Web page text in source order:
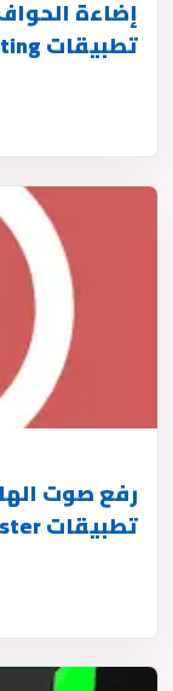
إضاءة
تطبيقات Edge Lighting للأندرويد
رفع صوت
تطبيقات Volume Booster فعلًا؟